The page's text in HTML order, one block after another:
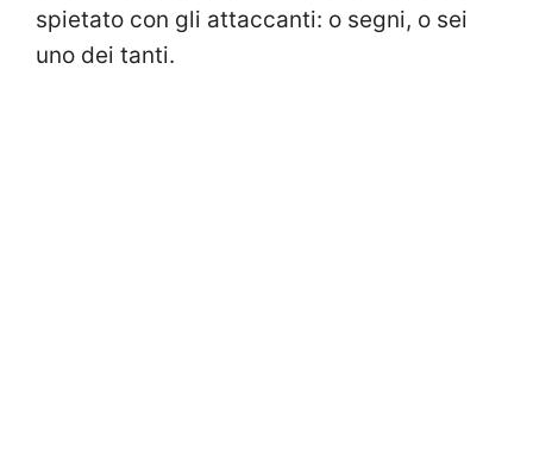
spietato con gli attaccanti: o segni, o sei
uno dei tanti.